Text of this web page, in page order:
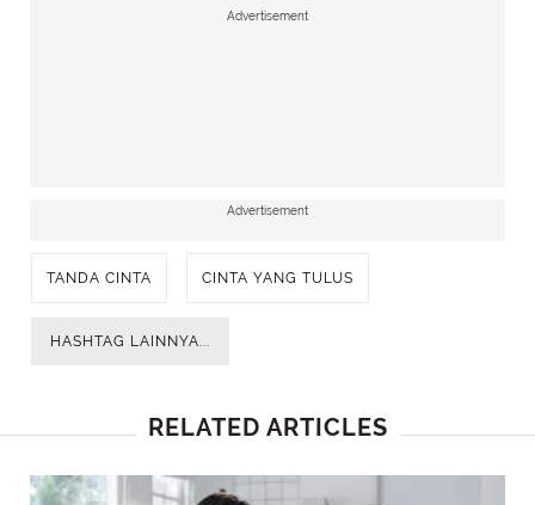
Advertisement
Advertisement
TANDA CINTA CINTA YANG TULUS
HASHTAG LAINNYA...
RELATED ARTICLES